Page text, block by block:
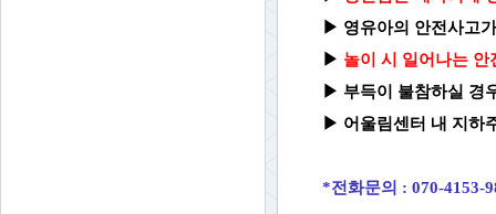
▶ 영유아의 안전사고
▶ 놀이 시 일어나는
▶ 부득이 불참하실 경
▶ 어울림센터 내 지하
*전화문의 : 070-4153-